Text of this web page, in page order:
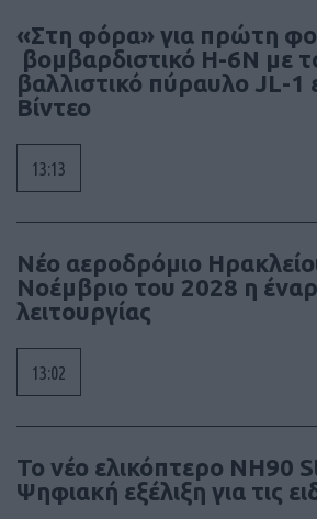
«Στη φόρα» για πρώτη
βομβαρδιστικό H-6N με
βαλλιστικό πύραυλο JL-1
Βίντεο
13:13
Νέο αεροδρόμιο
Νοέμβριο του 2028 η
λειτουργίας
13:02
To νέο ελικόπτερο NH90
Ψηφιακή εξέλιξη για τις